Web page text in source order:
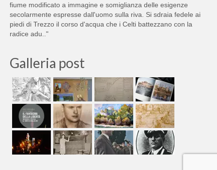
fiume modificato a immagine e somiglianza delle esigenze
secolarmente espresse dall'uomo sulla riva. Si sdraia fedele ai
piedi di Trezzo il corso d'acqua che i Celti battezzano con la
radice adu.."
Galleria post